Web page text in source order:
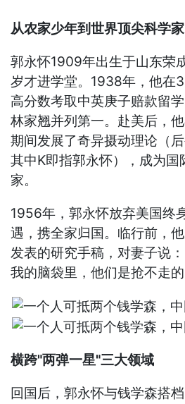
从农家少年到世界顶尖科学家
郭永怀1909年出生于山东荣
岁才进学堂。1938年，他在
高分数考取中英庚子赔款留学
林家翘并列第一。赴美后，
期间发展了奇异摄动理论（
其中K即指郭永怀），成为国
家。
1956年，郭永怀放弃美国终
遇，携全家归国。临行前，
发表的研究手稿，对妻子说
我的脑袋里，他们是抢不走
横跨"两弹一星"三大领域
回国后，郭永怀与钱学森搭